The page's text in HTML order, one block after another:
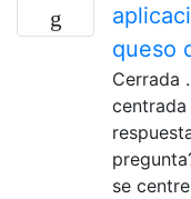
queso
Cerrada
se